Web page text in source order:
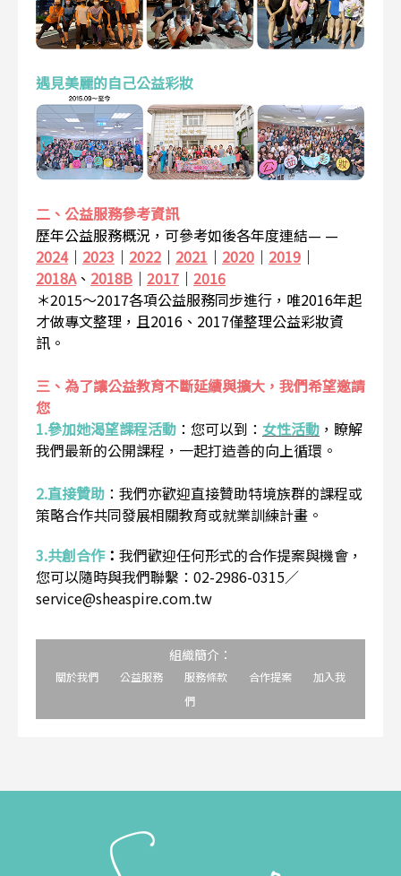
遇見美麗的自己公益彩妝
二、公益服務參考資訊
歷年公益服務概況，可參考如後各年度連結— —
2024｜ 2023 ｜ 2022 ｜ 2021 ｜ 2020 ｜ 2019 ｜
2018A、 2018B ｜ 2017 ｜ 2016
＊2015～2017各項公益服務同步進行，唯2016年起
才做專文整理，且2016、2017僅整理公益彩妝資
訊。
三、為了讓公益教育不斷延續與擴大，我們希望邀請
您
1.參加她渴望課程活動 ： 您可以到： 女性活動 ，瞭解
我們最新的公開課程，一起打造善的向上循環。
2.直接贊助 ： 我們亦歡迎直接贊助特境族群的課程或
策略合作共同發展相關教育或就業訓練計畫。
3.共創合作： 我們歡迎任何形式的合作提案與機會，
您可以隨時與我們聯繫：02-2986-0315／
service@sheaspire.com.tw
組織簡介：
關於我們 公益服務 服務條款 合作提案
加入我
們